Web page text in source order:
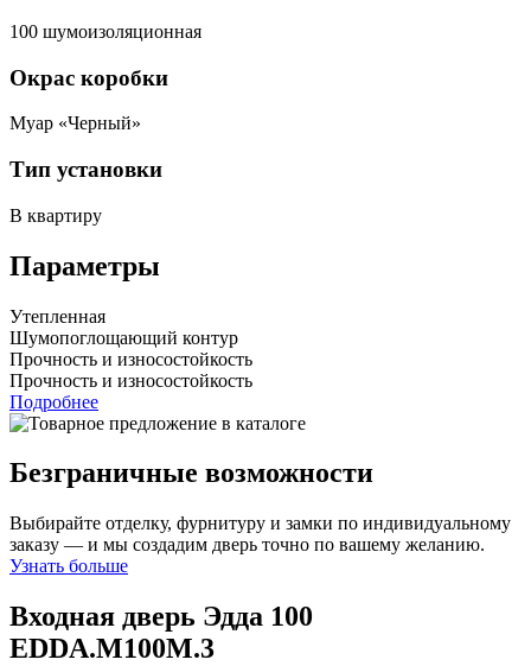
100 шумоизоляционная
Окрас коробки
Муар «Черный»
Тип установки
В квартиру
Параметры
Утепленная
Шумопоглощающий контур
Прочность и износостойкость
Прочность и износостойкость
Подробнее
Безграничные возможности
Выбирайте отделку, фурнитуру и замки по индивидуальному
заказу — и мы создадим дверь точно по вашему желанию.
Узнать больше
Входная дверь Эдда 100
EDDA.M100M.3